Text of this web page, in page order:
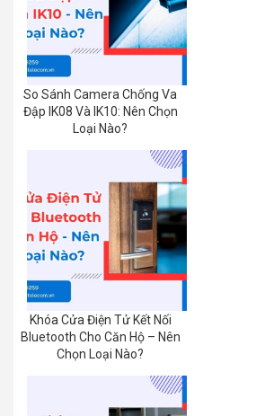
So Sánh Camera Chống Va
Đập IK08 Và IK10: Nên Chọn
Loại Nào?
Khóa Cửa Điện Tử Kết Nối
Bluetooth Cho Căn Hộ – Nên
Chọn Loại Nào?